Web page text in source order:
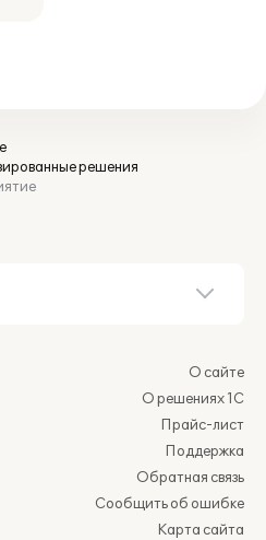
решения
О сайте
О решениях 1С
Прайс-лист
Поддержка
Обратная связь
Сообщить об ошибке
Карта сайта